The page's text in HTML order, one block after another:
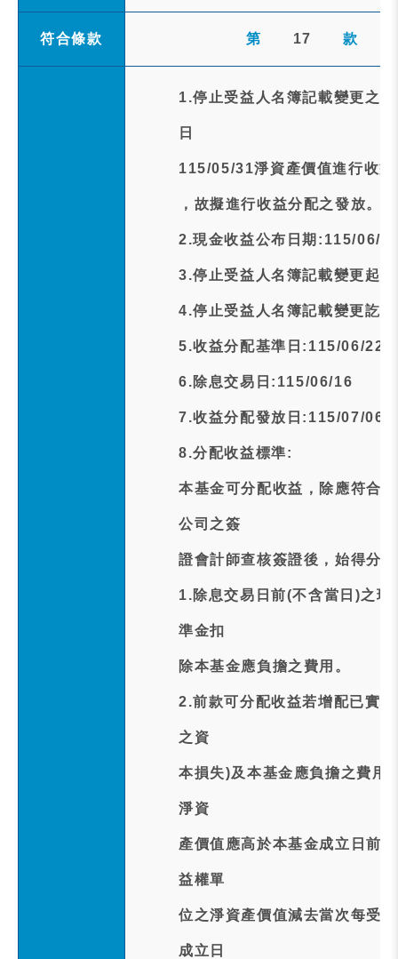
符合條款 第 17 款
1.停止受益人名簿記載變更之
日
115/05/31淨資產價值進行收
，故擬進行收益分配之發放。
2.現金收益公布日期:115/06/
3.停止受益人名簿記載變更起
4.停止受益人名簿記載變更訖
5.收益分配基準日:115/06/22
6.除息交易日:115/06/16
7.收益分配發放日:115/07/06
8.分配收益標準:
本基金可分配收益，除應符合
公司之簽
證會計師查核簽證後，始得分
1.除息交易日前(不含當日)之
準金扣
除本基金應負擔之費用。
2.前款可分配收益若增配已實
之資
本損失)及本基金應負擔之費用
淨資
產價值應高於本基金成立日前(
益權單
位之淨資產價值減去當次每受
成立日